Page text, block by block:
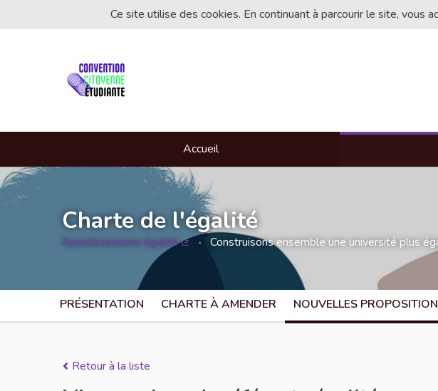
Ce site utilise des cookies. En continuant à parcourir le site,
Accueil
Charte de l'égalité
#pasdesexisme égalité Construisons ensemble une université plus
PRÉSENTATION CHARTE À AMENDER NOUVELLES
Retour à la liste